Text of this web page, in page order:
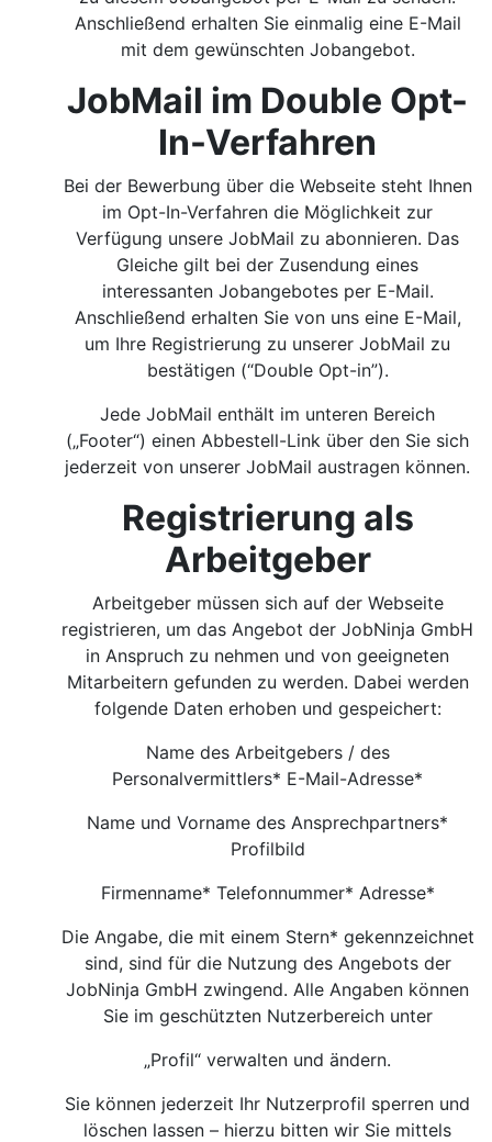
Anschließend erhalten Sie einmalig eine E-Mail
mit dem gewünschten Jobangebot.
JobMail im Double Opt-
In-Verfahren
Bei der Bewerbung über die Webseite steht Ihnen
im Opt-In-Verfahren die Möglichkeit zur
Verfügung unsere JobMail zu abonnieren. Das
Gleiche gilt bei der Zusendung eines
interessanten Jobangebotes per E-Mail.
Anschließend erhalten Sie von uns eine E-Mail,
um Ihre Registrierung zu unserer JobMail zu
bestätigen (“Double Opt-in”).
Jede JobMail enthält im unteren Bereich
(„Footer“) einen Abbestell-Link über den Sie sich
jederzeit von unserer JobMail austragen können.
Registrierung als
Arbeitgeber
Arbeitgeber müssen sich auf der Webseite
registrieren, um das Angebot der JobNinja GmbH
in Anspruch zu nehmen und von geeigneten
Mitarbeitern gefunden zu werden. Dabei werden
folgende Daten erhoben und gespeichert:
Name des Arbeitgebers / des
Personalvermittlers* E-Mail-Adresse*
Name und Vorname des Ansprechpartners*
Profilbild
Firmenname* Telefonnummer* Adresse*
Die Angabe, die mit einem Stern* gekennzeichnet
sind, sind für die Nutzung des Angebots der
JobNinja GmbH zwingend. Alle Angaben können
Sie im geschützten Nutzerbereich unter
„Profil“ verwalten und ändern.
Sie können jederzeit Ihr Nutzerprofil sperren und
löschen lassen – hierzu bitten wir Sie mittels